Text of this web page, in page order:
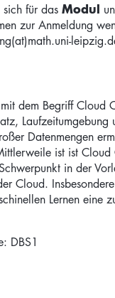
sich für das Modul
zur Anmeldung
dem Begriff Cloud
Datenmengen
ist ist
in der
Cloud.
Lernen
DBS1